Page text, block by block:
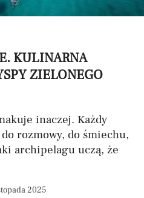
KULINARNA
ZIELONEGO
inaczej. Każdy
rozmowy, do śmiechu,
archipelagu uczą, że
2025